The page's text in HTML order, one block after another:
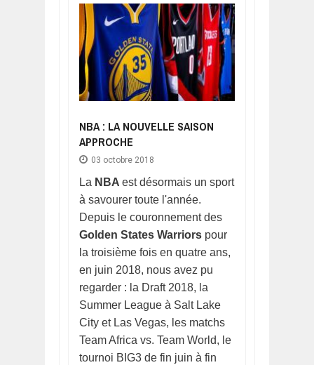
NBA : LA NOUVELLE SAISON
APPROCHE
03 octobre 2018
La NBA est désormais un sport
à savourer toute l'année.
Depuis le couronnement des
Golden States Warriors pour
la troisième fois en quatre ans,
en juin 2018, nous avez pu
regarder : la Draft 2018, la
Summer League à Salt Lake
City et Las Vegas, les matchs
Team Africa vs. Team World, le
tournoi BIG3 de fin juin à fin